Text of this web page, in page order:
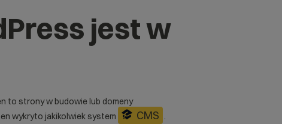
jest w
to strony w budowie lub domeny
wykryto jakikolwiek system
CMS .